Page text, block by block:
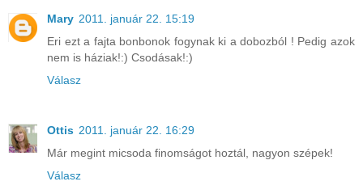
Mary 2011. január 22. 15:19
Eri ezt a fajta bonbonok fogynak ki a dobozból ! Pedig azok
nem is háziak!:) Csodásak!:)
Válasz
Ottis 2011. január 22. 16:29
Már megint micsoda finomságot hoztál, nagyon szépek!
Válasz